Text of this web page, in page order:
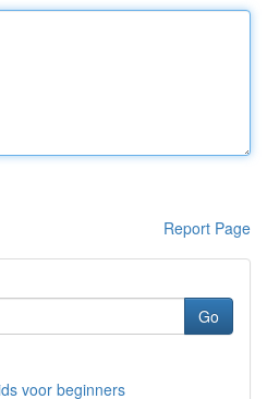
Report Page
Go
voor beginners